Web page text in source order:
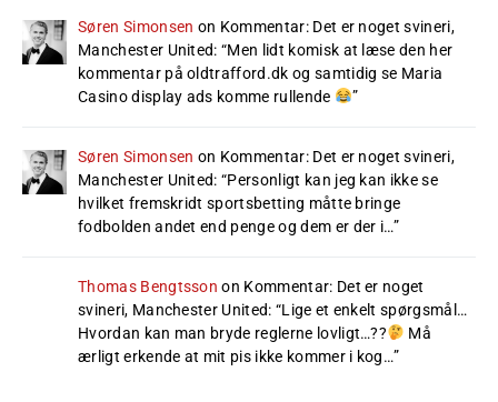
Søren Simonsen on Kommentar: Det er noget svineri,
Manchester United: “Men lidt komisk at læse den her
kommentar på oldtrafford.dk og samtidig se Maria
Casino display ads komme rullende
”
Søren Simonsen on Kommentar: Det er noget svineri,
Manchester United: “Personligt kan jeg kan ikke se
hvilket fremskridt sportsbetting måtte bringe
fodbolden andet end penge og dem er der i…”
Thomas Bengtsson on Kommentar: Det er noget
svineri, Manchester United: “Lige et enkelt spørgsmål…
Hvordan kan man bryde reglerne lovligt…??
Må
ærligt erkende at mit pis ikke kommer i kog…”